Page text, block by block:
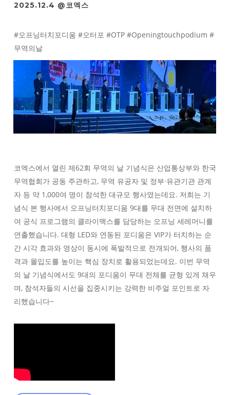
2025.12.4 @코엑스
#오프닝터치포디움 #오터포 #OTP #Openingtouchpodium #
무역의날
코엑스에서 열린 제62회 무역의 날 기념식은 산업통상부와 한국
무역협회가 공동 주관하고, 무역 유공자 및 정부·유관기관 관계
자 등 약 1,000여 명이 참석한 대규모 행사였는데요. 저희는 기
념식 본 행사에서 오프닝터치포디움 9대를 무대 전면에 설치하
여 공식 프로그램의 클라이맥스를 담당하는 오프닝 세레머니를
연출했습니다. 대형 LED와 연동된 포디움은 VIP가 터치하는 순
간 시각 효과와 영상이 동시에 폭발적으로 전개되어, 행사의 품
격과 몰입도를 높이는 핵심 장치로 활용되었는데요. 이번 무역
의 날 기념식에서도 9대의 포디움이 무대 전체를 균형 있게 채우
며, 참석자들의 시선을 집중시키는 강력한 비주얼 포인트로 자
리했습니다~